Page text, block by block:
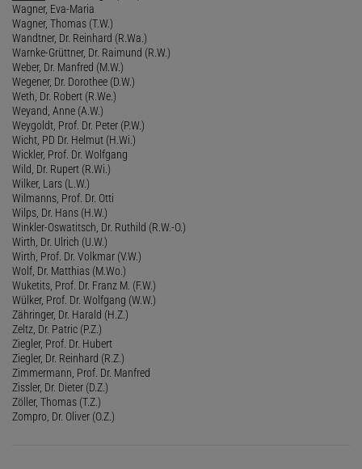
Wagner, Eva-Maria
Wagner, Thomas (T.W.)
Wandtner, Dr. Reinhard (R.Wa.)
Warnke-Grüttner, Dr. Raimund (R.W.)
Weber, Dr. Manfred (M.W.)
Wegener, Dr. Dorothee (D.W.)
Weth, Dr. Robert (R.We.)
Weyand, Anne (A.W.)
Weygoldt, Prof. Dr. Peter (P.W.)
Wicht, PD Dr. Helmut (H.Wi.)
Wickler, Prof. Dr. Wolfgang
Wild, Dr. Rupert (R.Wi.)
Wilker, Lars (L.W.)
Wilmanns, Prof. Dr. Otti
Wilps, Dr. Hans (H.W.)
Winkler-Oswatitsch, Dr. Ruthild (R.W.-O.)
Wirth, Dr. Ulrich (U.W.)
Wirth, Prof. Dr. Volkmar (V.W.)
Wolf, Dr. Matthias (M.Wo.)
Wuketits, Prof. Dr. Franz M. (F.W.)
Wülker, Prof. Dr. Wolfgang (W.W.)
Zähringer, Dr. Harald (H.Z.)
Zeltz, Dr. Patric (P.Z.)
Ziegler, Prof. Dr. Hubert
Ziegler, Dr. Reinhard (R.Z.)
Zimmermann, Prof. Dr. Manfred
Zissler, Dr. Dieter (D.Z.)
Zöller, Thomas (T.Z.)
Zompro, Dr. Oliver (O.Z.)